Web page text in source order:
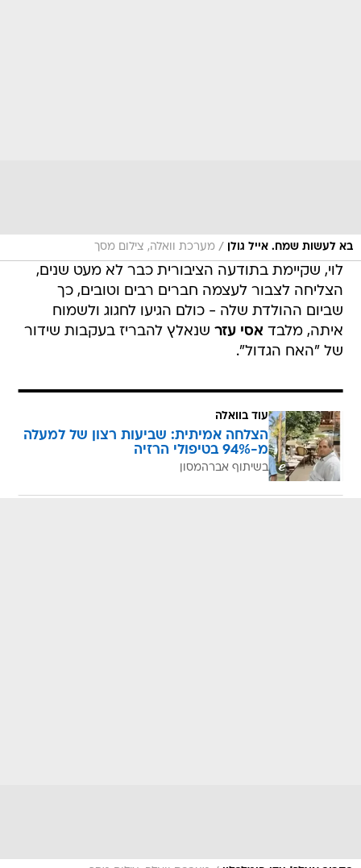
בא לעשות שמח. אייל גולן / מערכת וואלה, צילום מסך
לוי, שקיימת בתודעה הציבורית כבר לא מעט שנים,
הצליחה לצבור לעצמה חברים רבים וטובים, כך
שביום ההולדת שלה - כולם הגיעו לחגוג ולשמוח
איתה, מלבד אסי עזר שנאלץ להבריז בעקבות שידור
של "האח הגדול".
עוד בוואלה
הצלחה אמיתית: שביעות רצון של למעלה
מ-94% בטיפולי הרזיה
בשיתוף אברהמסון